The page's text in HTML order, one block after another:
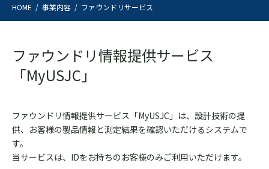
HOME 事業内容 ファウンドリサービス
ファウンドリ情報提供サービス
「MyUSJC」
ファウンドリ情報提供サービス「MyUSJC」は、設計技術の提
供、お客様の製品情報と測定結果を確認いただけるシステムで
す。
当サービスは、IDをお持ちのお客様のみご利用いただけます。